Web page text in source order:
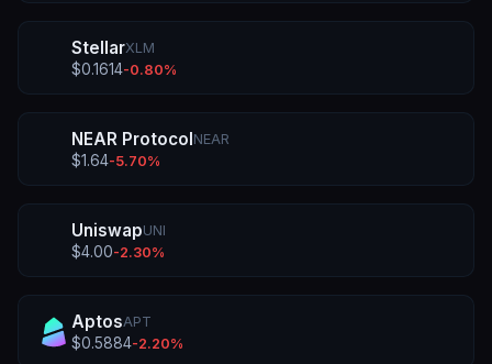
StellarXLM
$0.1614-0.80%
NEAR ProtocolNEAR
$1.64-5.70%
UniswapUNI
$4.00-2.30%
AptosAPT
$0.5884-2.20%